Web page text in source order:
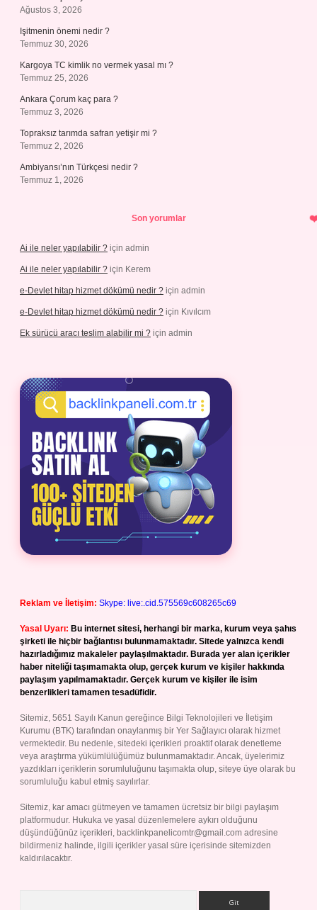
Ağustos 3, 2026
Işitmenin önemi nedir ?
Temmuz 30, 2026
Kargoya TC kimlik no vermek yasal mı ?
Temmuz 25, 2026
Ankara Çorum kaç para ?
Temmuz 3, 2026
Topraksız tarımda safran yetişir mi ?
Temmuz 2, 2026
Ambiyansı’nın Türkçesi nedir ?
Temmuz 1, 2026
Son yorumlar
Ai ile neler yapılabilir ? için admin
Ai ile neler yapılabilir ? için Kerem
e-Devlet hitap hizmet dökümü nedir ? için admin
e-Devlet hitap hizmet dökümü nedir ? için Kıvılcım
Ek sürücü aracı teslim alabilir mi ? için admin
Reklam ve İletişim: Skype: live:.cid.575569c608265c69
Yasal Uyarı: Bu internet sitesi, herhangi bir marka, kurum veya şahıs
şirketi ile hiçbir bağlantısı bulunmamaktadır. Sitede yalnızca kendi
hazırladığımız makaleler paylaşılmaktadır. Burada yer alan içerikler
haber niteliği taşımamakta olup, gerçek kurum ve kişiler hakkında
paylaşım yapılmamaktadır. Gerçek kurum ve kişiler ile isim
benzerlikleri tamamen tesadüfidir.
Sitemiz, 5651 Sayılı Kanun gereğince Bilgi Teknolojileri ve İletişim
Kurumu (BTK) tarafından onaylanmış bir Yer Sağlayıcı olarak hizmet
vermektedir. Bu nedenle, sitedeki içerikleri proaktif olarak denetleme
veya araştırma yükümlülüğümüz bulunmamaktadır. Ancak, üyelerimiz
yazdıkları içeriklerin sorumluluğunu taşımakta olup, siteye üye olarak bu
sorumluluğu kabul etmiş sayılırlar.
Sitemiz, kar amacı gütmeyen ve tamamen ücretsiz bir bilgi paylaşım
platformudur. Hukuka ve yasal düzenlemelere aykırı olduğunu
düşündüğünüz içerikleri, backlinkpanelicomtr@gmail.com adresine
bildirmeniz halinde, ilgili içerikler yasal süre içerisinde sitemizden
kaldırılacaktır.